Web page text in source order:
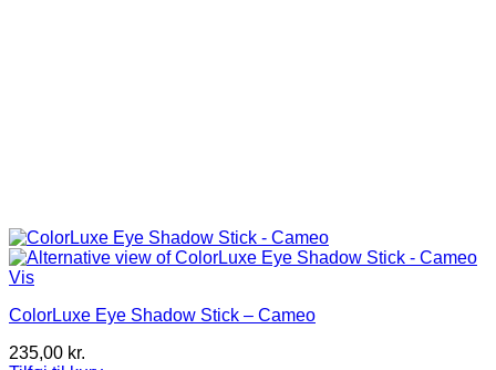
Vis
ColorLuxe Eye Shadow Stick – Cameo
235,00 kr.